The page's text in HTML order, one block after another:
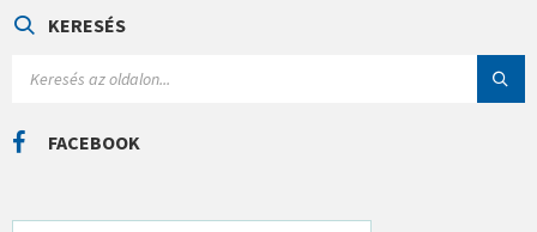
Á
KERESÉS
C
H
FACEBOOK